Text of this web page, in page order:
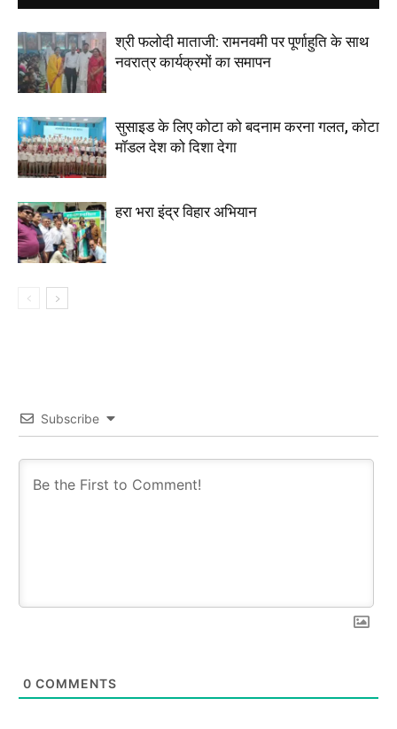
श्री फलोदी माताजी: रामनवमी पर पूर्णाहुति के साथ
नवरात्र कार्यक्रमों का समापन
सुसाइड के लिए कोटा को बदनाम करना गलत, कोटा
मॉडल देश को दिशा देगा
हरा भरा इंद्र विहार अभियान
Subscribe
0 COMMENTS